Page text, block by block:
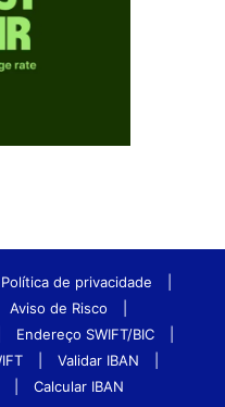
Política de privacidade
Aviso de Risco
Endereço SWIFT/BIC
Validar IBAN
Calcular IBAN